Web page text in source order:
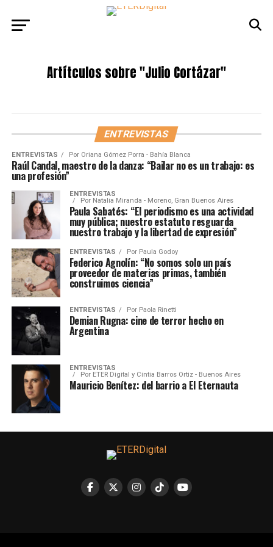
Artítculos sobre"Julio Cortázar"
ENTREVISTAS
ENTREVISTAS Por Oriana Gómez Porra - Bahía Blanca
Raúl Candal, maestro de la danza: “Bailar no es un trabajo: es
una profesión”
ENTREVISTAS
Por Natalia Miranda - Moreno, Gran Buenos Aires
Paula Sabatés: “El periodismo es una actividad
muy pública; nuestro estatuto resguarda
nuestro trabajo y la libertad de expresión”
ENTREVISTAS Por Paula Godoy
Federico Agnolín: “No somos solo un país
proveedor de materias primas, también
construimos ciencia”
ENTREVISTAS Por Paola Rinetti
Demian Rugna: cine de terror hecho en
Argentina
ENTREVISTAS
Por ETER Digital y Cintia Barros Ortiz - Buenos Aires
Mauricio Benítez: del barrio a El Eternauta